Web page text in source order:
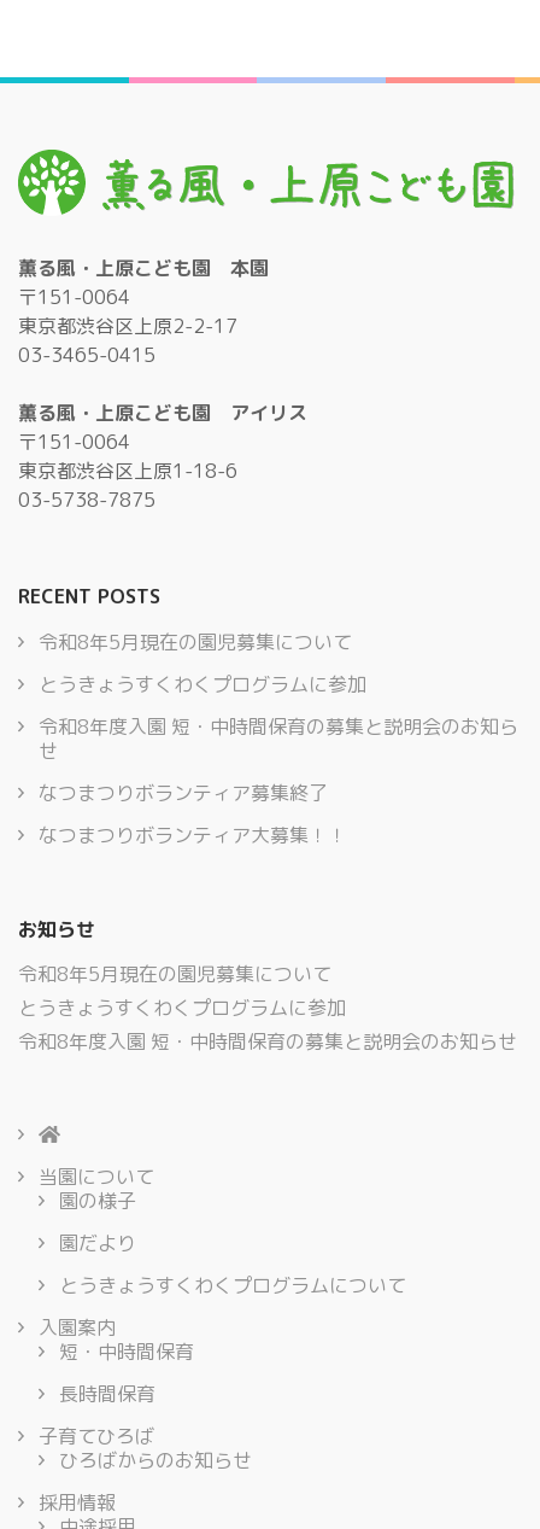
薫る風・上原こども園 本園
〒151-0064
東京都渋谷区上原2-2-17
03-3465-0415
薫る風・上原こども園 アイリス
〒151-0064
東京都渋谷区上原1-18-6
03-5738-7875
RECENT POSTS
令和8年5月現在の園児募集について
とうきょうすくわくプログラムに参加
令和8年度入園 短・中時間保育の募集と説明会のお知ら
せ
なつまつりボランティア募集終了
なつまつりボランティア大募集！！
お知らせ
令和8年5月現在の園児募集について
とうきょうすくわくプログラムに参加
令和8年度入園 短・中時間保育の募集と説明会のお知らせ
当園について
園の様子
園だより
とうきょうすくわくプログラムについて
入園案内
短・中時間保育
長時間保育
子育てひろば
ひろばからのお知らせ
採用情報